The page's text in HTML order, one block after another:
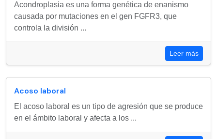
Acondroplasia es una forma genética de enanismo
causada por mutaciones en el gen FGFR3, que
controla la división ...
Leer más
Acoso laboral
El acoso laboral es un tipo de agresión que se produce
en el ámbito laboral y afecta a los ...